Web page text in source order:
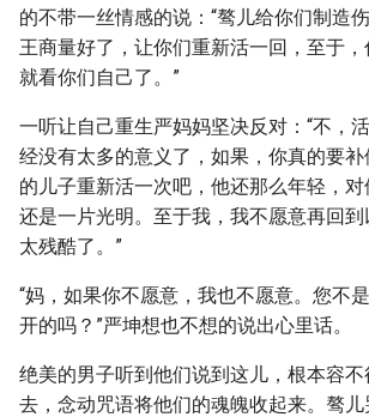
的不带一丝情感的说：“骜儿给你们制造
王商量好了，让你们重新活一回，至于
就看你们自己了。”
一听让自己重生严妈妈坚决反对：“不，
经没有太多的意义了，如果，你真的要
的儿子重新活一次吧，他还那么年轻，
还是一片光明。至于我，我不愿意再回
太残酷了。”
“妈，如果你不愿意，我也不愿意。您不
开的吗？”严坤想也不想的说出心里话。
绝美的男子听到他们说到这儿，根本容
去，念动咒语将他们的魂魄收起来。骜儿